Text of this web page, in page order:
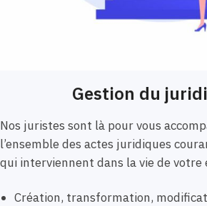
Gestion du
Nos juristes sont là pour vous
l’ensemble des actes juridiques
qui interviennent dans la vie de votre
Création, transformation,